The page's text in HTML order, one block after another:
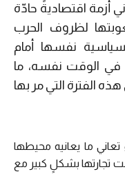
أزمة اقتصاديةً حادّة
لظروف الحرب
نفسها أمام
في الوقت نفسه، ما
الفترة التي مر بها
تعاني ما يعانيه محيطها
تجارتها بشكلٍ كبير مع